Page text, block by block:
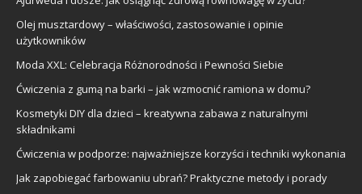
Olej musztardowy – właściwości, zastosowanie i opinie
użytkowników
Moda XXL: Celebracja Różnorodności i Pewności Siebie
Ćwiczenia z gumą na barki – jak wzmocnić ramiona w domu?
Kosmetyki DIY dla dzieci – kreatywna zabawa z naturalnymi
składnikami
Ćwiczenia w podporze: najważniejsze korzyści i techniki wykonania
Jak zapobiegać farbowaniu ubrań? Praktyczne metody i porady